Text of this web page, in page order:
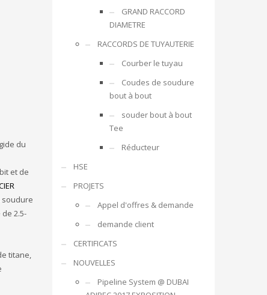
du
et de
2.5-
titane,
GRAND RACCORD
DIAMETRE
RACCORDS DE TUYAUTERIE
Courber le tuyau
Coudes de soudure
bout à bout
souder bout à bout
Tee
Réducteur
HSE
PROJETS
Appel d'offres & demande
demande client
CERTIFICATS
NOUVELLES
Pipeline System @ DUBAI